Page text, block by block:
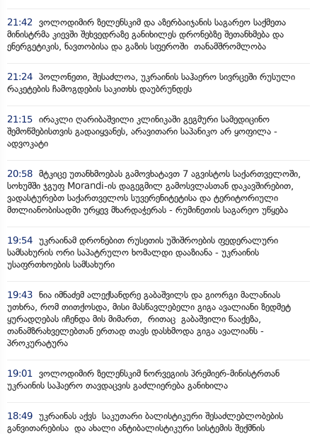
21:42 ვოლოდიმირ ზელენსკიმ და აზერბაიჯანის საგარეო საქმეთა
მინისტრმა კიევში შეხვედრაზე განიხილეს დრონებზე შეთანხმება და
ენერგეტიკის, ნავთობისა და გაზის სფეროში თანამშრომლობა
21:24 პოლონეთი, შესაძლოა, უკრაინის საჰაერო სივრცეში რუსული
რაკეტების ჩამოგდების საკითხს დაუბრუნდეს
21:15 ირაკლი ღარიბაშვილი კლინიკაში გეგმური სამედიცინო
შემოწმებისთვის გადაიყვანეს, არავითარი საპანიკო არ ყოფილა -
ადვოკატი
20:58 მტკიცე უთანხმოებას გამოვხატავთ 7 აგვისტოს საქართველოში,
სოხუმში ჯგუფ Morandi-ის დაგეგმილ გამოსვლასთან დაკავშირებით,
ვადასტურებთ საქართველოს სუვერენიტეტისა და ტერიტორიული
მთლიანობისადმი ურყევ მხარდაჭერას - რუმინეთის საგარეო უწყება
19:54 უკრაინამ დრონებით რუსეთის უშიშროების ფედერალური
სამსახურის ორი საპატრულო ხომალდი დააზიანა - უკრაინის
უსაფრთხოების სამსახური
19:43 ნია იმნაძემ ალექსანდრე გაბაშვილს და გიორგი მალანიას
უთხრა, რომ თითქოსდა, მისი მასწავლებელი გიგა ავალიანი ზედმეტ
ყურადღებას იჩენდა მის მიმართ, რითაც გაბაშვილი წააქეზა,
თანამზრახველებთან ერთად თავს დასხმოდა გიგა ავალიანს -
პროკურატურა
19:01 ვოლოდიმირ ზელენსკიმ ნორვეგიის პრემიერ-მინისტრთან
უკრაინის საჰაერო თავდაცვის გაძლიერება განიხილა
18:49 უკრაინას აქვს საკუთარი ბალისტიკური შესაძლებლობების
განვითარებისა და ახალი ანტიბალისტიკური სისტემის შექმნის